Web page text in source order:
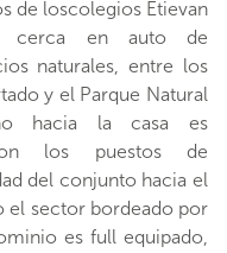
de loscolegios Etievan
cerca en auto de
naturales, entre los
y el Parque Natural
hacia la casa es
los puestos de
del conjunto hacia el
el sector bordeado por
es full equipado,